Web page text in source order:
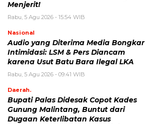
Menjerit!
Rabu, 5 Agu 2026 - 15:54 WIB
Nasional
Audio yang Diterima Media Bongkar
Intimidasi: LSM & Pers Diancam
karena Usut Batu Bara Ilegal LKA
Rabu, 5 Agu 2026 - 09:41 WIB
Daerah.
Bupati Palas Didesak Copot Kades
Gunung Malintang, Buntut dari
Dugaan Keterlibatan Kasus